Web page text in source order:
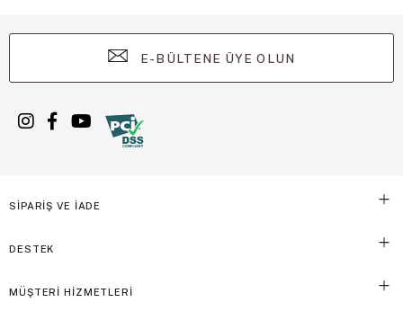
E-BÜLTENE ÜYE OLUN
SİPARİŞ VE İADE
DESTEK
MÜŞTERİ HİZMETLERİ